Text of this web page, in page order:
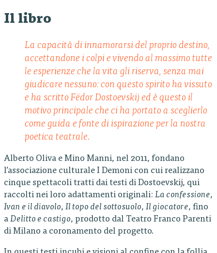
Il libro
La capacità di innamorarsi del proprio destino,
accettandone i colpi e vivendo al massimo tutte
le esperienze che la vita gli riserva, senza mai
giudicare nessuno: con questo spirito ha vissuto
e ha scritto Fëdor Dostoevskij ed è questo il
motivo principale che ci ha portato a sceglierlo
come guida e fonte di ispirazione per la nostra
poetica teatrale.
Alberto Oliva e Mino Manni, nel 2011, fondano
l’associazione culturale I Demoni con cui realizzano
cinque spettacoli tratti dai testi di Dostoevskij, qui
raccolti nei loro adattamenti originali: La confessione,
Ivan e il diavolo, Il topo del sottosuolo, Il giocatore, fino
a Delitto e castigo, prodotto dal Teatro Franco Parenti
di Milano a coronamento del progetto.